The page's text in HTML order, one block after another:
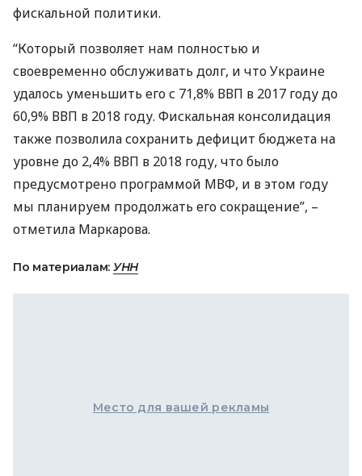
фискальной политики.
“Который позволяет нам полностью и
своевременно обслуживать долг, и что Украине
удалось уменьшить его с 71,8% ВВП в 2017 году до
60,9% ВВП в 2018 году. Фискальная консолидация
также позволила сохранить дефицит бюджета на
уровне до 2,4% ВВП в 2018 году, что было
предусмотрено программой МВФ, и в этом году
мы планируем продолжать его сокращение”, –
отметила Маркарова.
По материалам: УНН
Место для вашей рекламы